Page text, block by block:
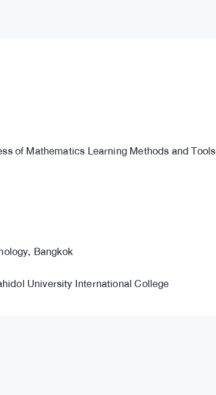
of Mathematics Learning Methods and Tools
Bangkok
University International College